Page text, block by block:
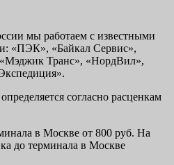
мы работаем с известными
«ПЭК», «Байкал Сервис»,
Транс», «НордВил»,
согласно расценкам
в Москве от 800 руб. На
до терминала в Москве